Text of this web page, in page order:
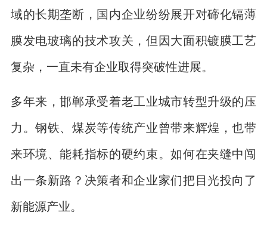
域的长期垄断，国内企业纷纷展开对碲化镉薄
膜发电玻璃的技术攻关，但因大面积镀膜工艺
复杂，一直未有企业取得突破性进展。
多年来，邯郸承受着老工业城市转型升级的压
力。钢铁、煤炭等传统产业曾带来辉煌，也带
来环境、能耗指标的硬约束。如何在夹缝中闯
出一条新路？决策者和企业家们把目光投向了
新能源产业。